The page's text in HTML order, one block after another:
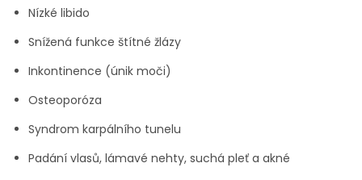
Nízké libido
Snížená funkce štítné žlázy
Inkontinence (únik moči)
Osteoporóza
Syndrom karpálního tunelu
Padání vlasů, lámavé nehty, suchá pleť a akné